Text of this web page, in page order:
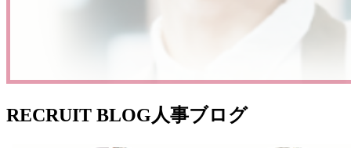
RECRUIT BLOG人事ブログ